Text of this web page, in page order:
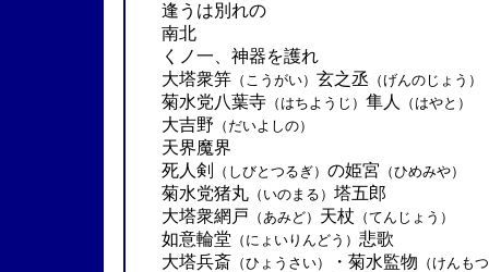
逢うは別れの
南北
くノ一、神器を護れ
大塔衆笄 （こうがい） 玄之丞 （げんのじょう）
菊水党八葉寺 （はちようじ） 隼人 （はやと）
大吉野 （だいよしの）
天界魔界
死人剣
（しびとつるぎ） の姫宮 （ひめみや）
菊水党猪丸 （いのまる） 塔五郎
大塔衆網戸 （あみど） 天杖 （てんじょう）
如意輪堂 （にょいりんどう） 悲歌
大塔兵斎 （ひょうさい） ・菊水監物 （けんも